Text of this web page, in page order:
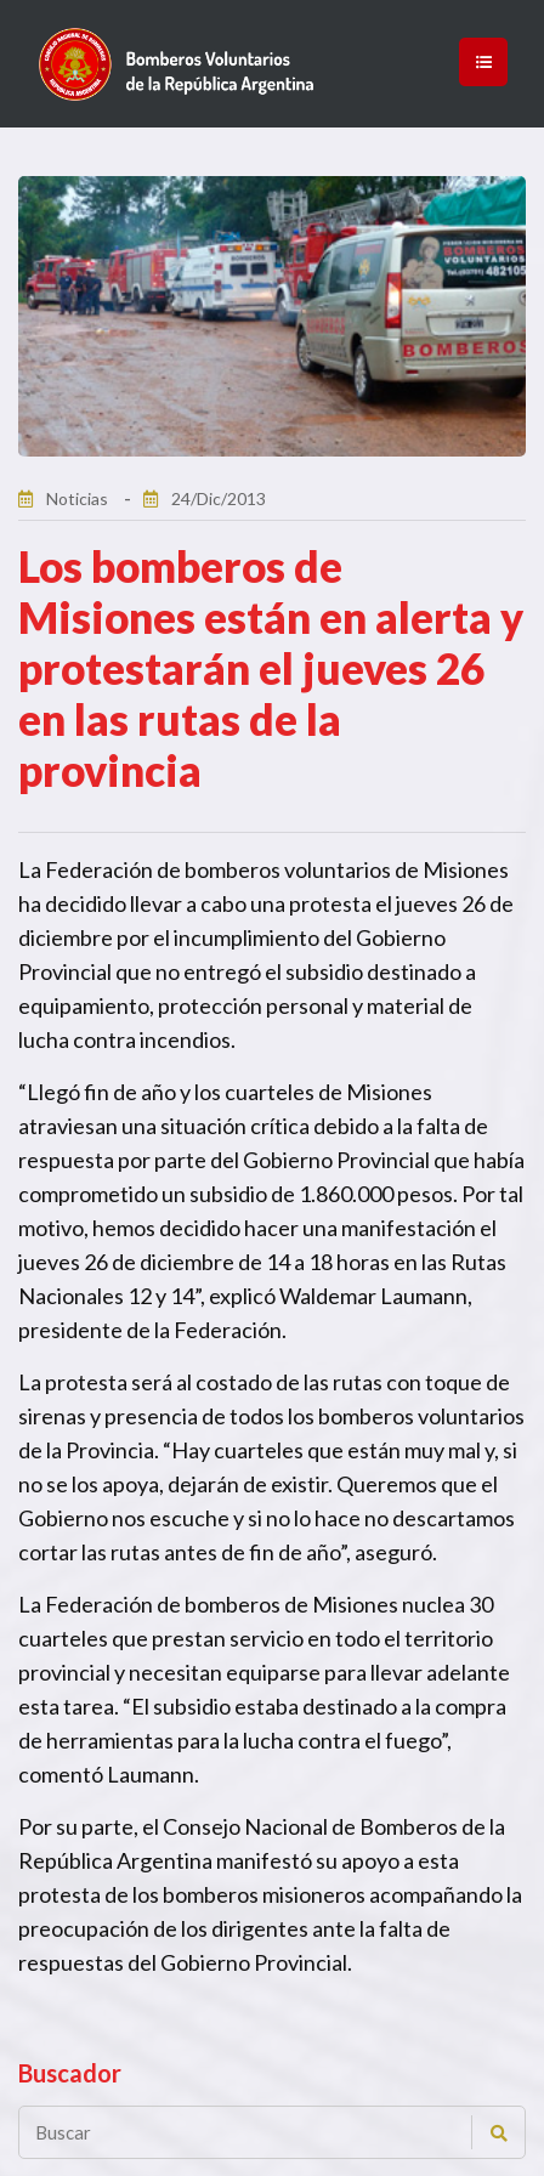
Noticias 24/Dic/2013
Los bomberos de
Misiones están en alerta y
protestarán el jueves 26
en las rutas de la
provincia
La Federación de bomberos voluntarios de Misiones
ha decidido llevar a cabo una protesta el jueves 26 de
diciembre por el incumplimiento del Gobierno
Provincial que no entregó el subsidio destinado a
equipamiento, protección personal y material de
lucha contra incendios.
“Llegó fin de año y los cuarteles de Misiones
atraviesan una situación crítica debido a la falta de
respuesta por parte del Gobierno Provincial que había
comprometido un subsidio de 1.860.000 pesos. Por tal
motivo, hemos decidido hacer una manifestación el
jueves 26 de diciembre de 14 a 18 horas en las Rutas
Nacionales 12 y 14”, explicó Waldemar Laumann,
presidente de la Federación.
La protesta será al costado de las rutas con toque de
sirenas y presencia de todos los bomberos voluntarios
de la Provincia. “Hay cuarteles que están muy mal y, si
no se los apoya, dejarán de existir. Queremos que el
Gobierno nos escuche y si no lo hace no descartamos
cortar las rutas antes de fin de año”, aseguró.
La Federación de bomberos de Misiones nuclea 30
cuarteles que prestan servicio en todo el territorio
provincial y necesitan equiparse para llevar adelante
esta tarea. “El subsidio estaba destinado a la compra
de herramientas para la lucha contra el fuego”,
comentó Laumann.
Por su parte, el Consejo Nacional de Bomberos de la
República Argentina manifestó su apoyo a esta
protesta de los bomberos misioneros acompañando la
preocupación de los dirigentes ante la falta de
respuestas del Gobierno Provincial.
Buscador